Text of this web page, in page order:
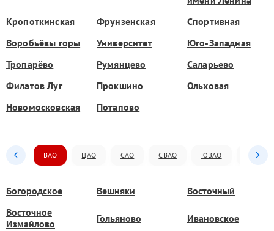
Кропоткинская
Фрунзенская
Спортивная
Воробьёвы горы
Университет
Юго-Западная
Тропарёво
Румянцево
Саларьево
Филатов Луг
Прокшино
Ольховая
Новомосковская
Потапово
ВАО ЦАО САО СВАО ЮВАО ЮАО
Богородское Вешняки
Восточный
Восточное
Измайлово
Гольяново Ивановское